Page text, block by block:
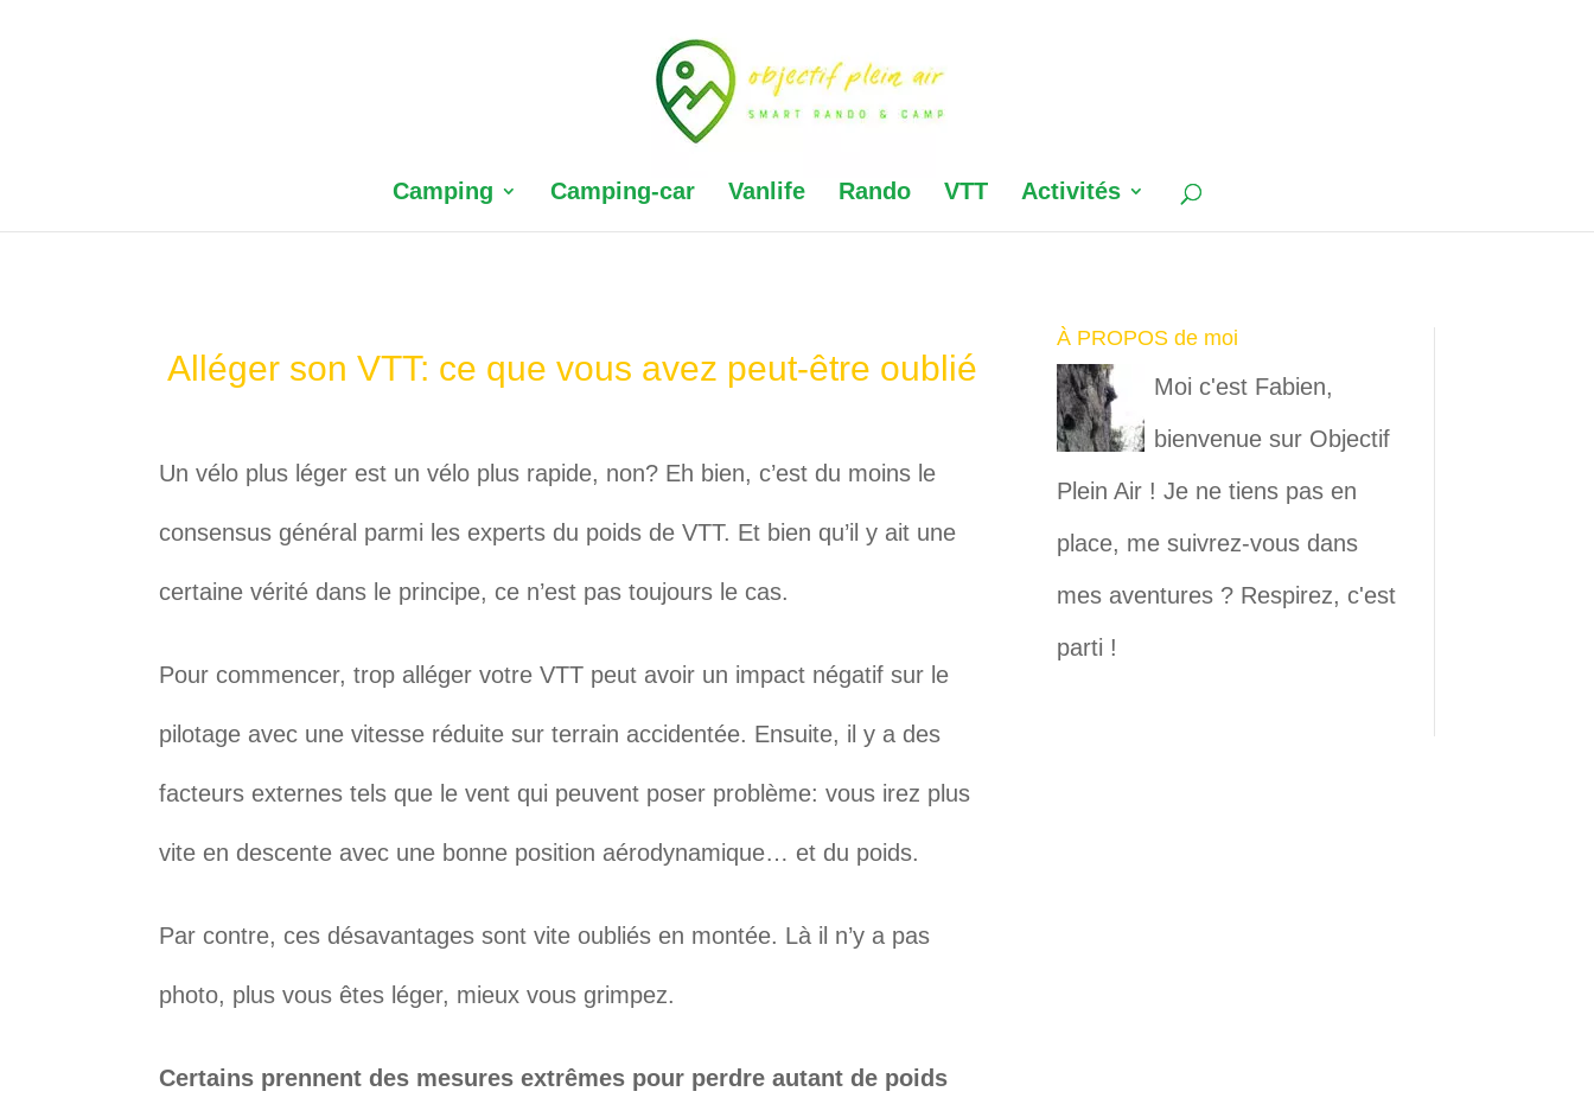
Camping Camping-car Vanlife Rando VTT Activités
Alléger son VTT: ce que vous avez peut-être oublié
Un vélo plus léger est un vélo plus rapide, non? Eh bien, c’est du moins le
consensus général parmi les experts du poids de VTT. Et bien qu’il y ait une
certaine vérité dans le principe, ce n’est pas toujours le cas.
Pour commencer, trop alléger votre VTT peut avoir un impact négatif sur le
pilotage avec une vitesse réduite sur terrain accidentée. Ensuite, il y a des
facteurs externes tels que le vent qui peuvent poser problème: vous irez plus
vite en descente avec une bonne position aérodynamique… et du poids.
Par contre, ces désavantages sont vite oubliés en montée. Là il n’y a pas
photo, plus vous êtes léger, mieux vous grimpez.
Certains prennent des mesures extrêmes pour perdre autant de poids
À PROPOS de moi
Moi c'est Fabien,
bienvenue sur Objectif
Plein Air ! Je ne tiens pas en
place, me suivrez-vous dans
mes aventures ? Respirez, c'est
parti !